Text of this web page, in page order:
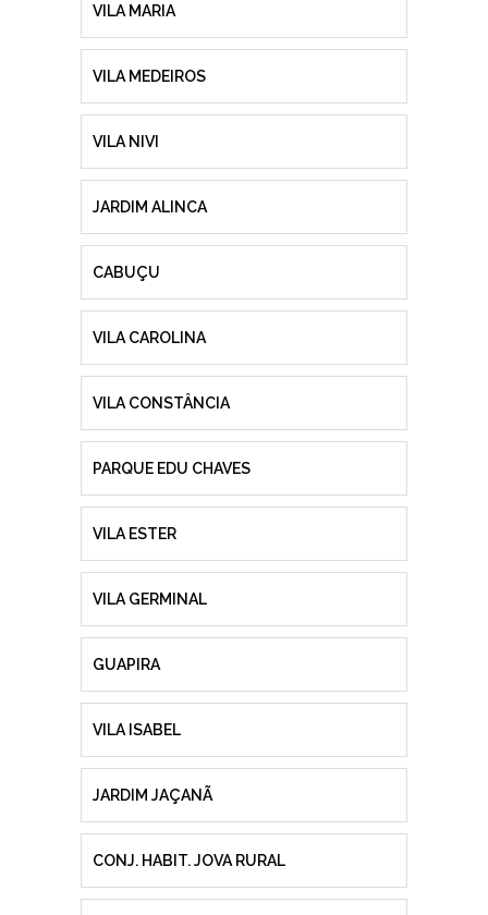
VILA MARIA
VILA MEDEIROS
VILA NIVI
JARDIM ALINCA
CABUÇU
VILA CAROLINA
VILA CONSTÂNCIA
PARQUE EDU CHAVES
VILA ESTER
VILA GERMINAL
GUAPIRA
VILA ISABEL
JARDIM JAÇANÃ
CONJ. HABIT. JOVA RURAL